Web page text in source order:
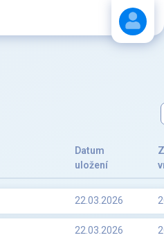
Datum
uložení
22.03.2026
22.03.2026